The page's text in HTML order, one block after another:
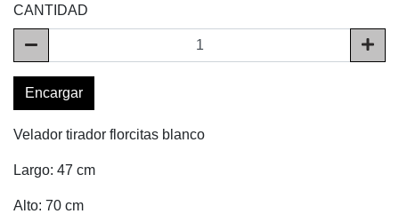
CANTIDAD
Encargar
Velador tirador florcitas blanco
Largo: 47 cm
Alto: 70 cm